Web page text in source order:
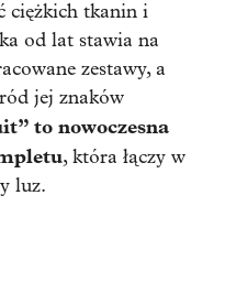
ciężkich tkanin i
od lat stawia na
zestawy, a
jej znaków
to nowoczesna
, która łączy w
luz.